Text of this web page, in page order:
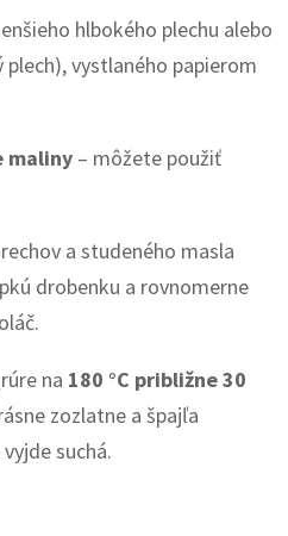
hlbokého plechu alebo
plech), vystlaného papierom
maliny – môžete použiť
a studeného masla
drobenku a rovnomerne
na 180 °C približne 30
zozlatne a špajľa
suchá.